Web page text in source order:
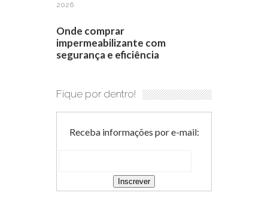
2026
Onde comprar
impermeabilizante com
segurança e eficiência
Fique por dentro!
Receba informações por e-mail: